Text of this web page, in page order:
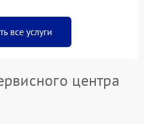
все услуги
центра